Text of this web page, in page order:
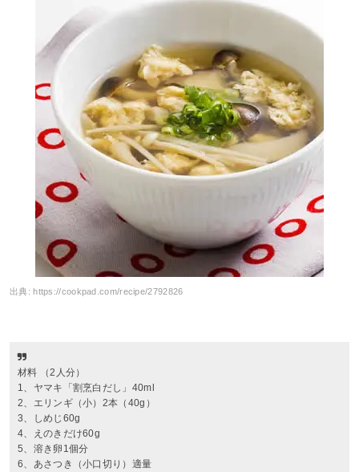
出典:https://cookpad.com/recipe/2792826
材料 （2人分）
1、ヤマキ「割烹白だし」40ml
2、エリンギ（小）2本（40g）
3、しめじ60g
4、えのきだけ60g
5、溶き卵1個分
6、あさつき（小口切り）適量